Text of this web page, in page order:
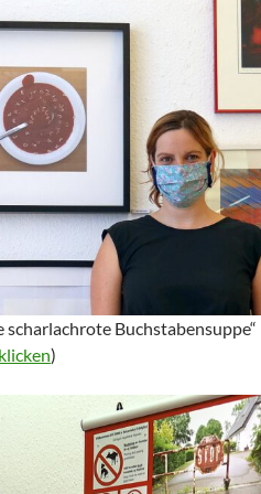
scharlachrote Buchstabensuppe“
)